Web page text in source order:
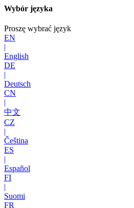
Wybór języka
Proszę wybrać język
EN
|
English
DE
|
Deutsch
CN
|
中文
CZ
|
Čeština
ES
|
Español
FI
|
Suomi
FR